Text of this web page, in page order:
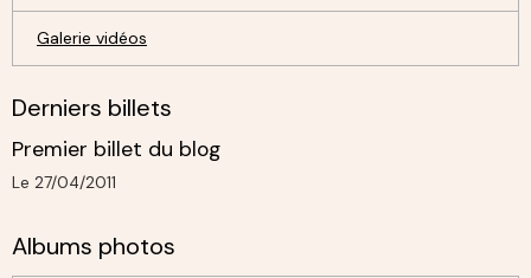
Galerie vidéos
Derniers billets
Premier billet du blog
Le 27/04/2011
Albums photos